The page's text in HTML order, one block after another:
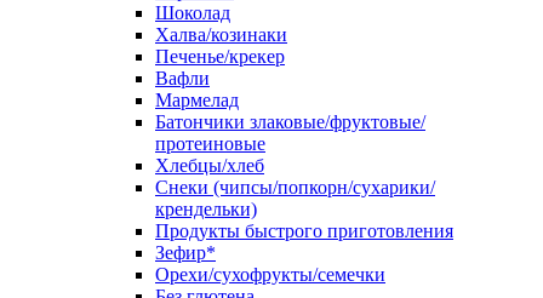
Шоколад
Халва/козинаки
Печенье/крекер
Вафли
Мармелад
Батончики злаковые/фруктовые/
протеиновые
Хлебцы/хлеб
Снеки (чипсы/попкорн/сухарики/
крендельки)
Продукты быстрого приготовления
Зефир*
Орехи/сухофрукты/семечки